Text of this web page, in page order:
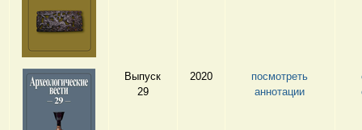
Выпуск
29
2020
посмотреть
аннотации